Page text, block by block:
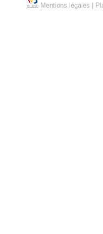
Mentions légales